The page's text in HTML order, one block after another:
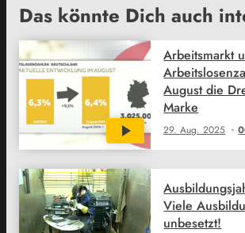
Das könnte Dich auch
29. Aug. 2025
Arbeitsmarkt
August die
Marke
Viele
unbesetzt!